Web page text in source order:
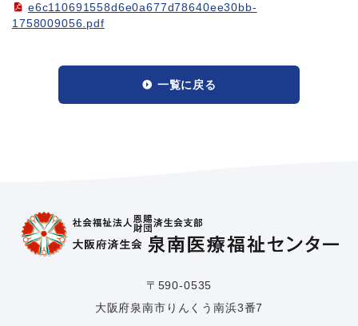
e6c110691558d6e0a677d78640ee30bb-
1758009056.pdf
一覧に戻る
〒590-0535
大阪府泉南市りんくう南浜3番7